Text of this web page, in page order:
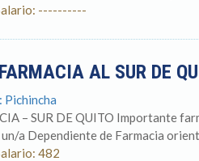
----------
AL SUR DE
Pichincha
– SUR DE QUITO Importante
a Dependiente de Farmacia
482